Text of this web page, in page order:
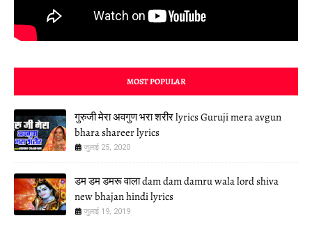
MOST POPULAR
गुरुजी मेरा अवगुण भरा शरीर lyrics Guruji mera avgun
bhara shareer lyrics
जुलाई 25, 2020
डम डम डमरू वाला dam dam damru wala lord shiva
new bhajan hindi lyrics
जुलाई 19, 2019